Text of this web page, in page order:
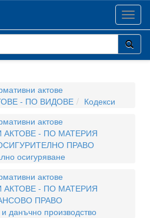
актове
- ПО ВИДОВЕ
Кодекси
актове
- ПО МАТЕРИЯ
ПРАВО
осигуряване
актове
- ПО МАТЕРИЯ
ПРАВО
данъчно производство